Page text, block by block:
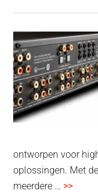
ontworpen voor
oplossingen. Met
meerdere … >>